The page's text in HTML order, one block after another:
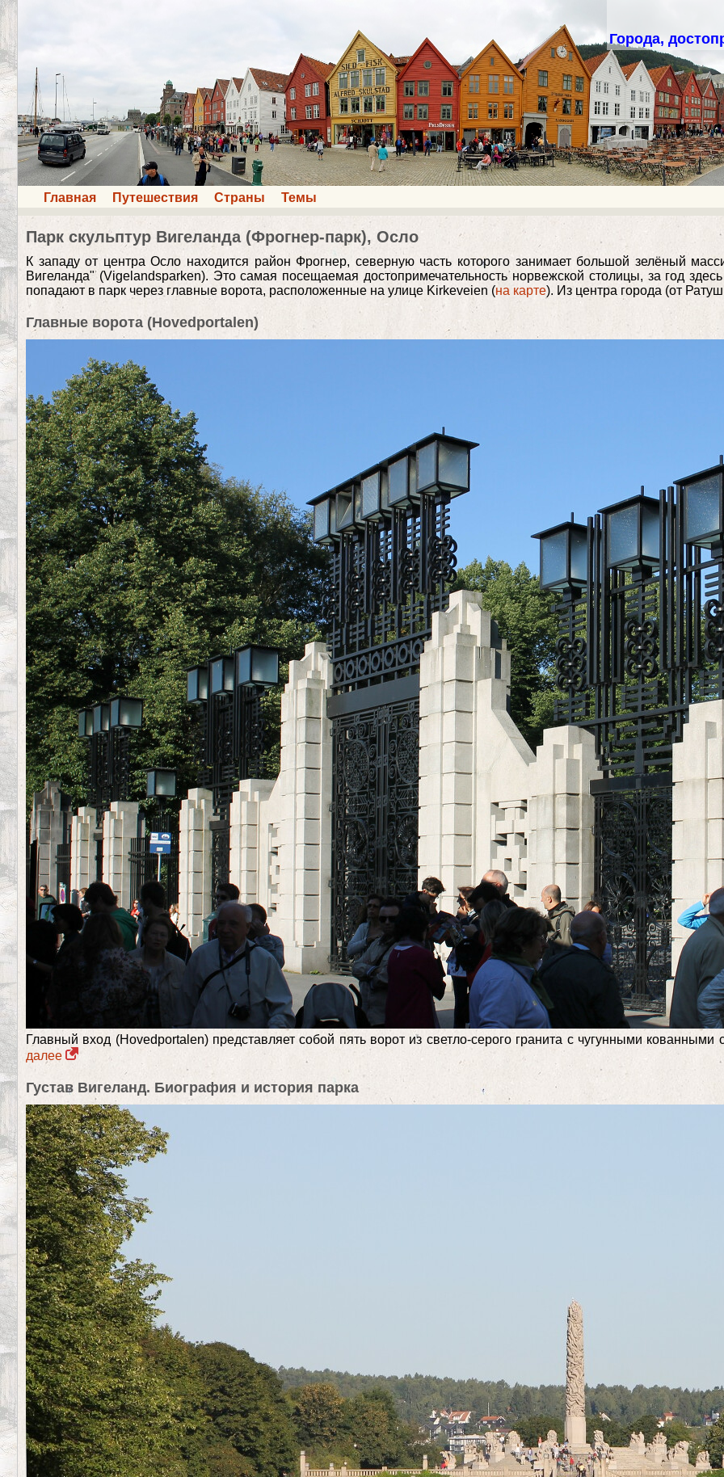
Города,
Главная Путешествия Страны Темы
Парк скульптур Вигеланда (Фрогнер-парк), Осло
К западу от центра Осло находится район Фрогнер, северную часть которого занимает большой зелёный
Вигеланда" (Vigelandsparken). Это самая посещаемая достопримечательность норвежской столицы, за год
попадают в парк через главные ворота, расположенные на улице Kirkeveien (на карте). Из центра города (от
Главные ворота (Hovedportalen)
Главный вход (Hovedportalen) представляет собой пять ворот из светло-серого гранита с чугунными
далее
Густав Вигеланд. Биография и история парка